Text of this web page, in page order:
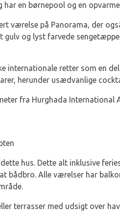
har en børnepool og en
værelse på Panorama, der
gulv og lyst farvede
internationale retter som en
herunder usædvanlige
fra Hurghada
hus. Dette alt inklusive
bådbro. Alle værelser har
terrasser med udsigt over